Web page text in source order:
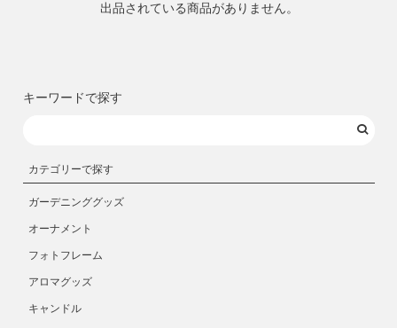
出品されている商品がありません。
キーワードで探す
カテゴリーで探す
ガーデニンググッズ
オーナメント
フォトフレーム
アロマグッズ
キャンドル